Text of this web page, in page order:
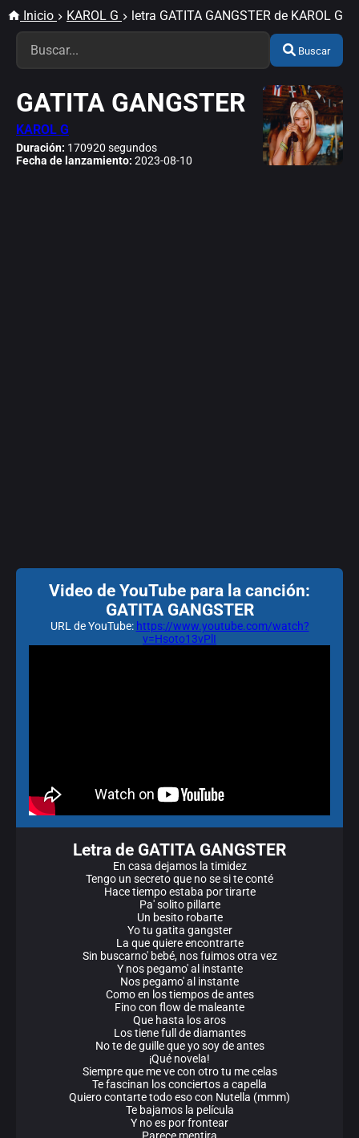
Inicio KAROL G letra GATITA GANGSTER de KAROL G
Buscar
GATITA GANGSTER
KAROL G
Duración: 170920 segundos
Fecha de lanzamiento: 2023-08-10
Video de YouTube para la canción:
GATITA GANGSTER
URL de YouTube: https://www.youtube.com/watch?
v=Hsoto13vPlI
Letra de GATITA GANGSTER
En casa dejamos la timidez
Tengo un secreto que no se si te conté
Hace tiempo estaba por tirarte
Pa' solito pillarte
Un besito robarte
Yo tu gatita gangster
La que quiere encontrarte
Sin buscarno' bebé, nos fuimos otra vez
Y nos pegamo' al instante
Nos pegamo' al instante
Como en los tiempos de antes
Fino con flow de maleante
Que hasta los aros
Los tiene full de diamantes
No te de guille que yo soy de antes
¡Qué novela!
Siempre que me ve con otro tu me celas
Te fascinan los conciertos a capella
Quiero contarte todo eso con Nutella (mmm)
Te bajamos la película
Y no es por frontear
Parece mentira